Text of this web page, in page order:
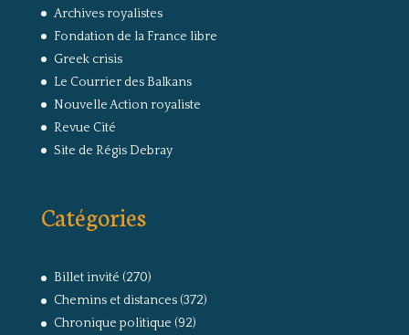
Archives royalistes
Fondation de la France libre
Greek crisis
Le Courrier des Balkans
Nouvelle Action royaliste
Revue Cité
Site de Régis Debray
Catégories
Billet invité (270)
Chemins et distances(372)
Chronique politique (92)